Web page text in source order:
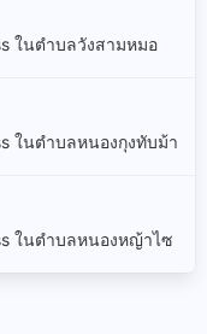
ในตำบลวังสามหมอ
ในตำบลหนองกุงทับม้า
ในตำบลหนองหญ้าไซ